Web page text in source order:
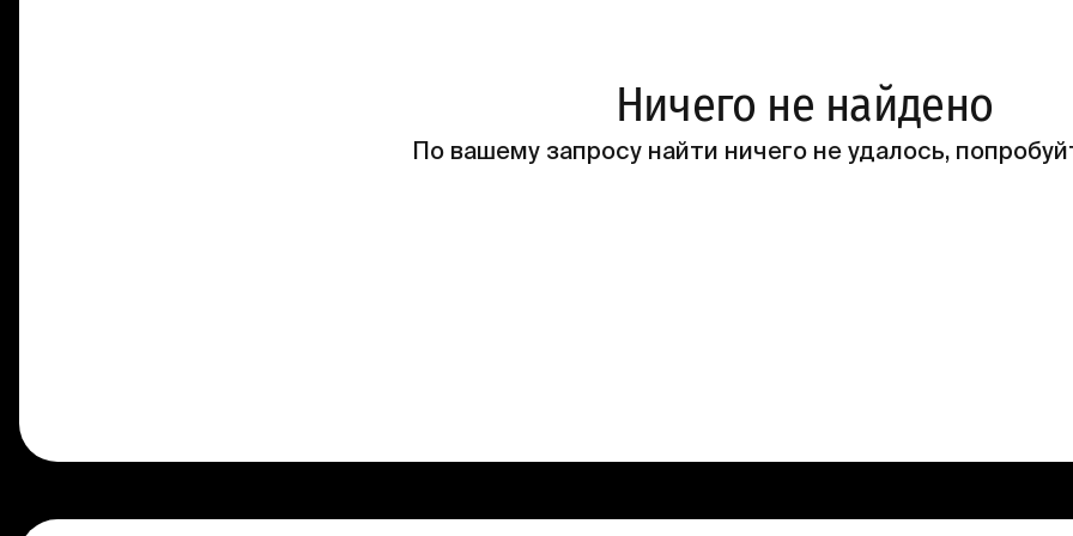
Ничего не найдено
По вашему запросу найти ничего не удалось,